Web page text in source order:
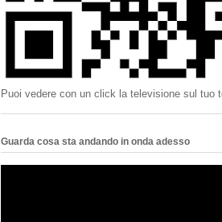
Puoi vedere con un click la televisione sul tuo
Guarda cosa sta andando in onda adesso